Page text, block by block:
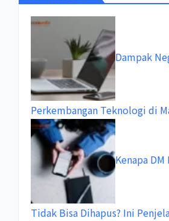
Dampak
Perkembangan Teknologi di
Kenapa
Tidak Bisa Dihapus? Ini